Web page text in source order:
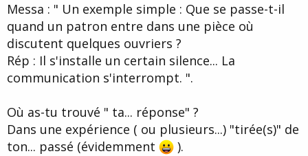
Messa : " Un exemple simple : Que se passe-t-il
quand un patron entre dans une pièce où
discutent quelques ouvriers ?
Rép : Il s'installe un certain silence... La
communication s'interrompt. ".
Où as-tu trouvé " ta... réponse" ?
Dans une expérience ( ou plusieurs...) "tirée(s)" de
ton... passé (évidemment
).